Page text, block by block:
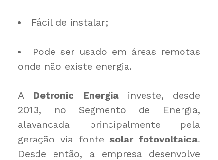
Fácil de instalar;
Pode ser usado em áreas remotas
onde não existe energia.
A Detronic Energiainveste, desde
2013, no Segmento de Energia,
alavancada principalmente pela
geração via fonte solar fotovoltaica.
Desde então, a empresa desenvolve